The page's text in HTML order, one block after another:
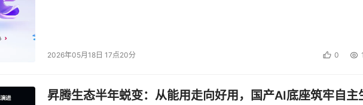
2026年05月18日 17点20分 0
昇腾生态半年蜕变：从能用走向好用，国产AI底座筑牢自主